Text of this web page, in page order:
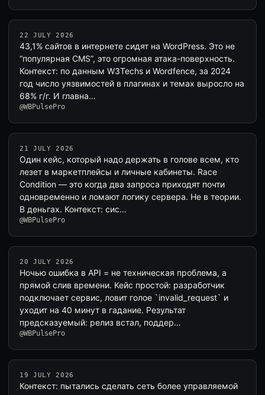
22 JULY 2026
43,1% сайтов в интернете сидят на WordPress. Это не
“популярная CMS”, это огромная атака-поверхность.
Контекст: по данным W3Techs и Wordfence, за 2024
год число уязвимостей в плагинах и темах выросло на
68% г/г. И главна…
@WBPulsePro
21 JULY 2026
Один кейс, который надо держать в голове всем, кто
лезет в маркетплейсы и личные кабинеты. Race
Condition — это когда два запроса приходят почти
одновременно и ломают логику сервера. Не в теории.
В деньгах. Контекст: сис…
@WBPulsePro
20 JULY 2026
Ночью ошибка в API = не техническая проблема, а
прямой слив времени. Кейс простой: разработчик
подключает сервис, ловит голое `invalid_request` и
уходит на 40 минут в гадание. Результат
предсказуемый: релиз встал, поддер…
@WBPulsePro
19 JULY 2026
Контекст: пытались сделать сеть более управляемой